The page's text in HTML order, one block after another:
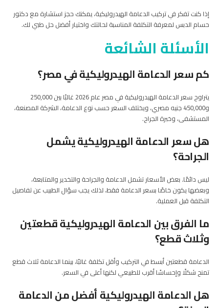
إذا كنت تفكر في تركيب الدعامة الهيدروليكية، يمكنك حجز استشارة مع دكتور
حسام الدبس لمعرفة التكلفة المناسبة لحالتك واختيار أفضل حل طبي لك.
الأسئلة الشائعة
كم سعر الدعامة الهيدروليكية في مصر؟
يتراوح سعر الدعامة الهيدروليكية في مصر عام 2026 غالبًا بين 250,000
و450,000 جنيه مصري، ويختلف السعر حسب نوع الدعامة، الشركة المصنعة،
المستشفى، وخبرة الجراح.
هل سعر الدعامة الهيدروليكية يشمل
الجراحة؟
ليس دائمًا. بعض الأسعار تشمل الدعامة والجراحة والتخدير والمتابعة،
وبعضها يكون خاصًا بسعر الدعامة فقط، لذلك يجب سؤال الطبيب عن تفاصيل
التكلفة قبل العملية.
ما الفرق بين الدعامة الهيدروليكية قطعتين
وثلاث قطع؟
الدعامة قطعتين أبسط في التركيب وأقل تكلفة غالبًا، بينما الدعامة ثلاث قطع
تمنح شكلًا وإحساسًا أقرب للطبيعي لكنها أعلى في السعر.
هل الدعامة الهيدروليكية أفضل من الدعامة